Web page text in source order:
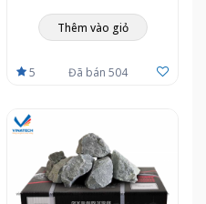
Thêm vào giỏ
5 Đã bán 504